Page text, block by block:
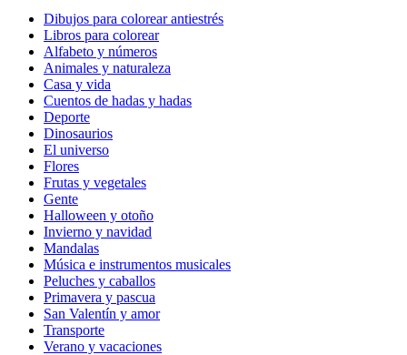
Dibujos para colorear antiestrés
Libros para colorear
Alfabeto y números
Animales y naturaleza
Casa y vida
Cuentos de hadas y hadas
Deporte
Dinosaurios
El universo
Flores
Frutas y vegetales
Gente
Halloween y otoño
Invierno y navidad
Mandalas
Música e instrumentos musicales
Peluches y caballos
Primavera y pascua
San Valentín y amor
Transporte
Verano y vacaciones